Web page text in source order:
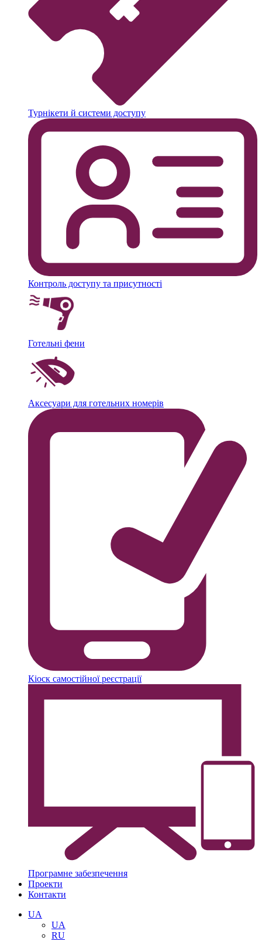
Турнікети й системи доступу
Контроль доступу та присутності
Готельні фени
Аксесуари для готельних номерів
Кіоск самостійної реєстрації
Програмне забезпечення
Проекти
Контакти
UA
UA
RU